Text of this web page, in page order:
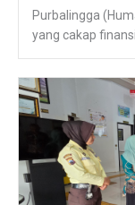
Purbalingga
yang cakap